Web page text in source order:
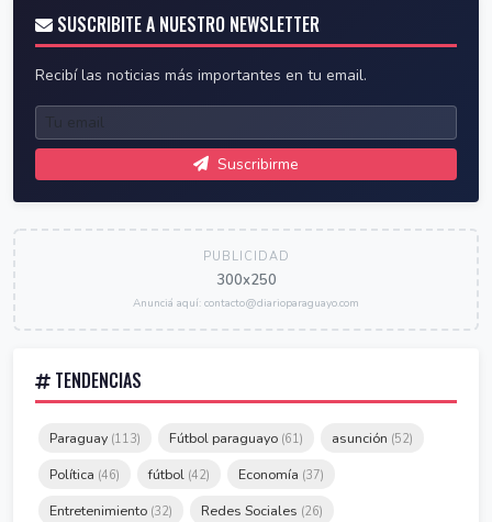
SUSCRIBITE A NUESTRO NEWSLETTER
Recibí las noticias más importantes en tu email.
Suscribirme
PUBLICIDAD
300x250
Anunciá aquí: contacto@diarioparaguayo.com
TENDENCIAS
Paraguay (113) Fútbol paraguayo (61) asunción (52)
Política (46) fútbol (42) Economía (37)
Entretenimiento (32) Redes Sociales (26)